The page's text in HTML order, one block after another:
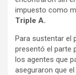
impuesto como
Triple A.
Para sustentar el
presentó el parte
los agentes que
aseguraron que